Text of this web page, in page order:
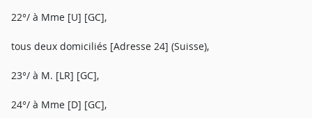
22°/ à Mme [U] [GC],
tous deux domiciliés [Adresse 24] (Suisse),
23°/ à M. [LR] [GC],
24°/ à Mme [D] [GC],